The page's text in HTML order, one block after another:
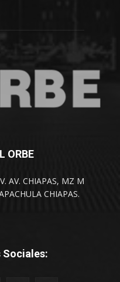
ORBE
AV. CHIAPAS, MZ M
CHIAPAS.
Sociales: